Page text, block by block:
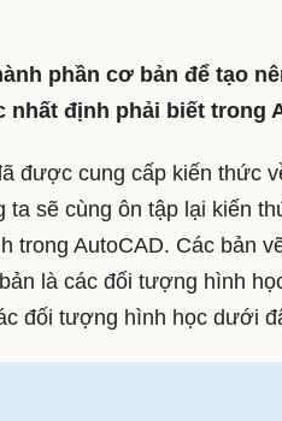
phần cơ bản để tạo
định phải biết trong
được cung cấp kiến thức
ta sẽ cùng ôn tập lại kiến
trong AutoCAD. Các bản
là các đối tượng hình
đối tượng hình học dưới